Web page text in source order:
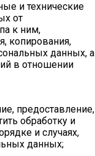
и технические
от
к ним,
копирования,
данных, а
в отношении
предоставление,
обработку и
и случаях,
данных;